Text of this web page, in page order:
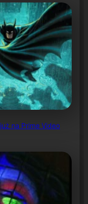
na Prime Video